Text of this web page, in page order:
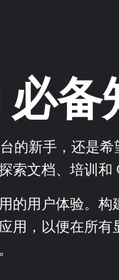
备
的新手，还是
索文档、培训和
的用户体验。
用，以便在所